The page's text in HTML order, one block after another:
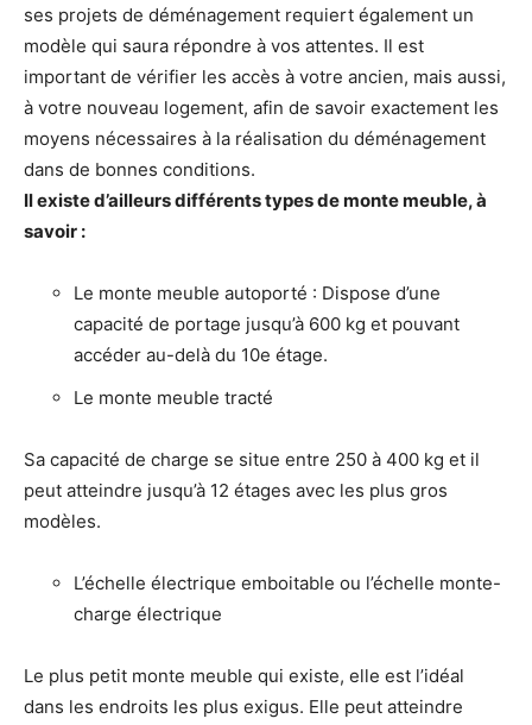
ses projets de déménagement requiert également un
modèle qui saura répondre à vos attentes. Il est
important de vérifier les accès à votre ancien, mais aussi,
à votre nouveau logement, afin de savoir exactement les
moyens nécessaires à la réalisation du déménagement
dans de bonnes conditions.
Il existe d’ailleurs différents types de monte meuble, à
savoir :
Le monte meuble autoporté : Dispose d’une
capacité de portage jusqu’à 600 kg et pouvant
accéder au-delà du 10e étage.
Le monte meuble tracté
Sa capacité de charge se situe entre 250 à 400 kg et il
peut atteindre jusqu’à 12 étages avec les plus gros
modèles.
L’échelle électrique emboitable ou l’échelle monte-
charge électrique
Le plus petit monte meuble qui existe, elle est l’idéal
dans les endroits les plus exigus. Elle peut atteindre